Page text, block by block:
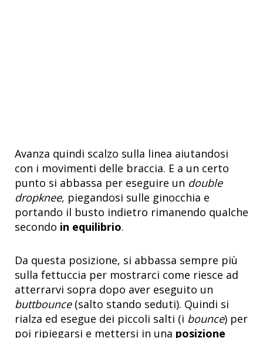
Avanza quindi scalzo sulla linea aiutandosi
con i movimenti delle braccia. E a un certo
punto si abbassa per eseguire un double
dropknee, piegandosi sulle ginocchia e
portando il busto indietro rimanendo qualche
secondo in equilibrio.
Da questa posizione, si abbassa sempre più
sulla fettuccia per mostrarci come riesce ad
atterrarvi sopra dopo aver eseguito un
buttbounce(salto stando seduti). Quindi si
rialza ed esegue dei piccoli salti (i bounce) per
poi ripiegarsi e mettersi in una posizione